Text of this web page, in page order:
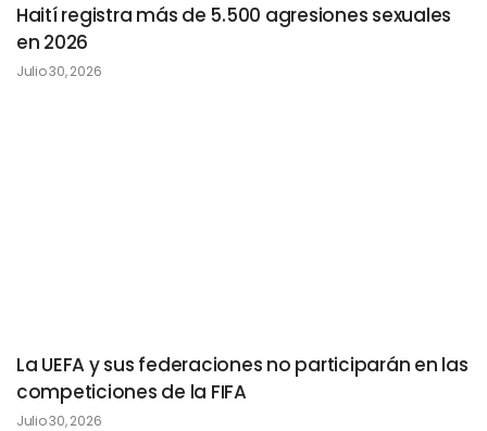
Haití registra más de 5.500 agresiones sexuales
en 2026
Julio 30, 2026
La UEFA y sus federaciones no participarán en las
competiciones de la FIFA
Julio 30, 2026